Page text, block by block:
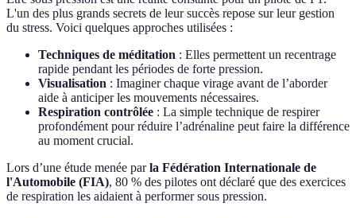
L'un des plus grands secrets de leur succès repose sur leur gestion
du stress. Voici quelques approches utilisées :
Techniques de méditation : Elles permettent un recentrage
rapide pendant les périodes de forte pression.
Visualisation : Imaginer chaque virage avant de l’aborder
aide à anticiper les mouvements nécessaires.
Respiration contrôlée : La simple technique de respirer
profondément pour réduire l’adrénaline peut faire la différence
au moment crucial.
Lors d’une étude menée parla Fédération Internationale de
l'Automobile (FIA), 80 % des pilotes ont déclaré que des exercices
de respiration les aidaient à performer sous pression.